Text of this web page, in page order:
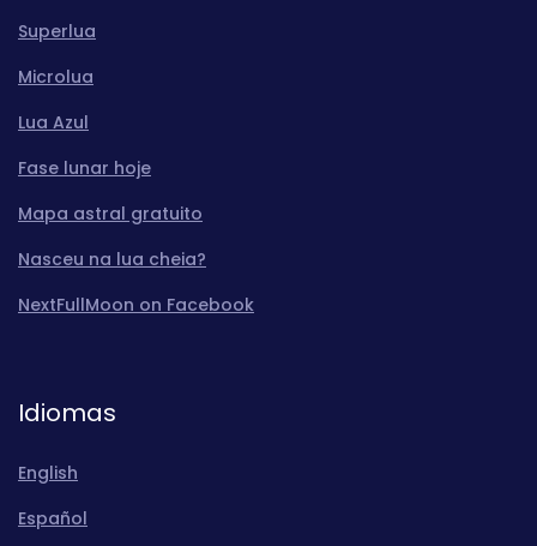
Superlua
Microlua
Lua Azul
Fase lunar hoje
Mapa astral gratuito
Nasceu na lua cheia?
NextFullMoon on Facebook
Idiomas
English
Español